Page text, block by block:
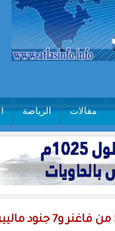
مقالات الرياضة